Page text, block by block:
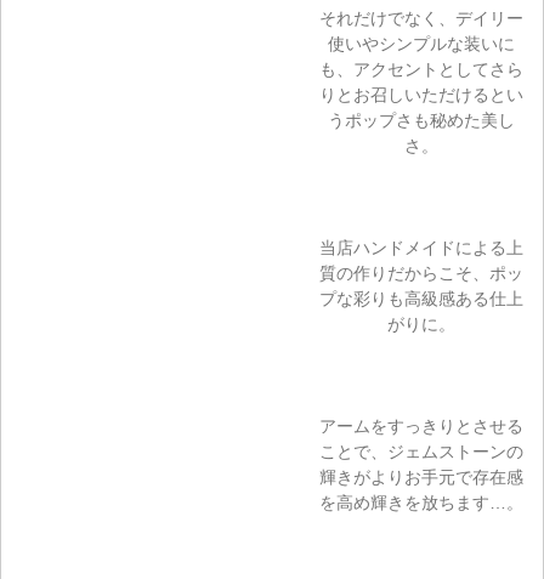
それだけでなく、デイリー
使いやシンプルな装いに
も、アクセントとしてさら
りとお召しいただけるとい
うポップさも秘めた美し
さ。
当店ハンドメイドによる上
質の作りだからこそ、ポッ
プな彩りも高級感ある仕上
がりに。
アームをすっきりとさせる
ことで、ジェムストーンの
輝きがよりお手元で存在感
を高め輝きを放ちます…。